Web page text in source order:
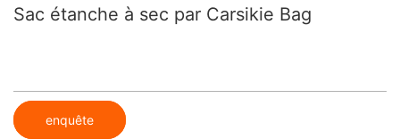
Sac étanche à sec par Carsikie Bag
enquête